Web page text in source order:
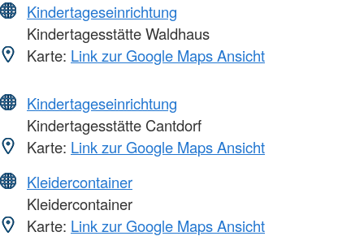
Kindertageseinrichtung
Kindertagesstätte Waldhaus
Karte: Link zur Google Maps Ansicht
Kindertageseinrichtung
Kindertagesstätte Cantdorf
Karte: Link zur Google Maps Ansicht
Kleidercontainer
Kleidercontainer
Karte: Link zur Google Maps Ansicht